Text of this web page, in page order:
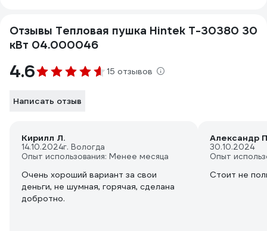
Отзывы Тепловая пушка Hintek Т-30380 30
кВт 04.000046
4.6 15 отзывов
Написать отзыв
Кирилл Л.
14.10.2024г. Вологда
Опыт использования: Менее месяца
Очень хороший вариант за свои
деньги, не шумная, горячая, сделана
добротно.
Александр
30.10.2024
Опыт
Стоит не